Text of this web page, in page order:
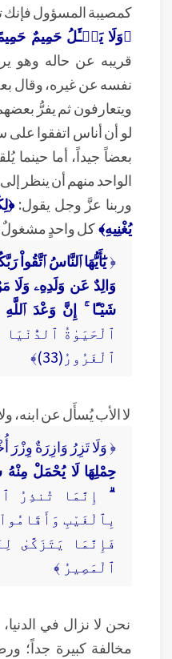
كمصيبة المسؤول فإنك
﴿وَلَا يَسۡـَٔلُ حَمِيمٌ
قريبه عن حاله وهو
نفسه عن غيره، وقال
ويتعارفون ثم يفرُّ
لو أن أناس اتفقوا
بعضاً جيداً، أما حينما
الواحد منهم أن ينظر
وربنا عزَّ وجل يقول:
يُغْنِيهِ﴾كل واحدٍ مشغولٌ
﴿يَٰٓأَيُّهَا ٱلنَّاسُ ٱتَّقُواْ
وَالِدٌ عَن وَلَدِهِۦ وَلَا
شَيْـًٔا ۚ إِنَّ وَعْدَ
ٱلْحَيَوٰةُ
ٱلْغَرُورُ(33)﴾
لا الأب يُسأَل عن ابنه،
﴿ وَلَا تَزِرُ وَازِرَةٌ وِزْرَ
حِمْلِهَا لَا يُحْمَلْ
ۗ
إِنَّمَا تُنذِرُ
بِٱلْغَيْبِ
فَإِنَّمَا يَتَزَكَّىٰ
ٱلْمَصِيرُ ﴾
نحن لا نزال في
مخالفة كبيرة جداً؛